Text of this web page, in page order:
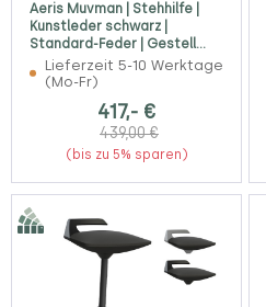
Aeris Muvman | Stehhilfe |
Kunstleder schwarz |
Standard-Feder | Gestell
schwarz
Lieferzeit 5-10 Werktage
(Mo-Fr)
417,- €
439,00 €
(bis zu 5% sparen)